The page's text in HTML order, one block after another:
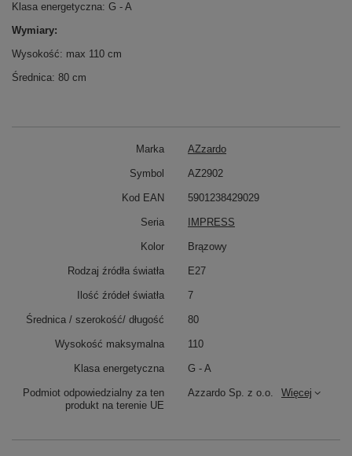
Klasa energetyczna: G - A
Wymiary:
Wysokość: max 110 cm
Średnica: 80 cm
Marka AZzardo
Podmiot odpowiedzialny za ten
produkt na terenie UE
Azzardo Sp. z o.o. Więcej
Symbol AZ2902
Kod EAN 5901238429029
Seria IMPRESS
Kolor Brązowy
Rodzaj źródła światła E27
Ilość źródeł światła 7
Średnica / szerokość/ długość 80
Wysokość maksymalna 110
Klasa energetyczna G - A